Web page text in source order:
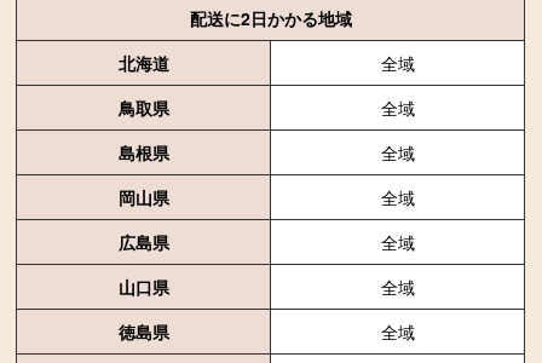
配送に2日かかる地域
北海道
全域
鳥取県
全域
島根県
全域
岡山県
全域
広島県
全域
山口県
全域
徳島県
全域